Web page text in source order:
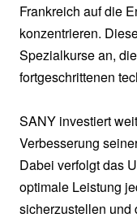
Frankreich auf die
konzentrieren.
Spezialkurse an,
fortgeschrittenen
SANY investiert
Verbesserung
Dabei verfolgt das
optimale Leistung
sicherzustellen und